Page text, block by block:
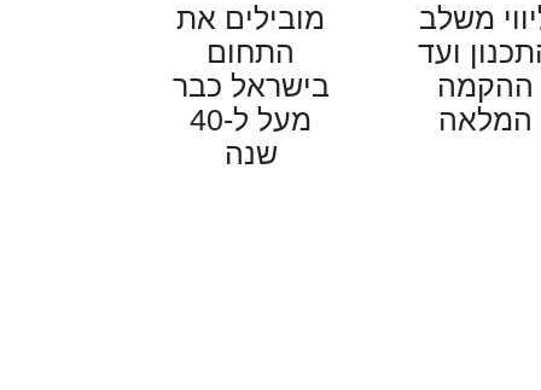
משלב
ועד
ההקמה
המלאה
מובילים את
התחום
בישראל כבר
מעל ל-40
שנה